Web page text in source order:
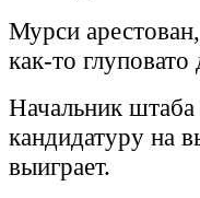
Мурси
как-то
Начальник
кандидатуру на
выиграет.